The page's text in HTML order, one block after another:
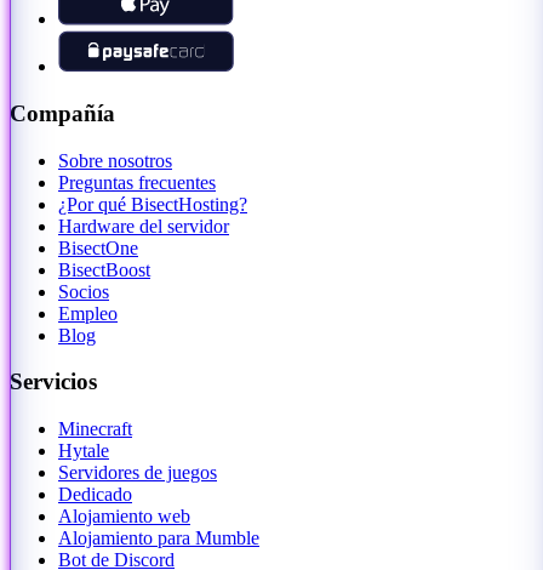
Compañía
Sobre nosotros
Preguntas frecuentes
¿Por qué BisectHosting?
Hardware del servidor
BisectOne
BisectBoost
Socios
Empleo
Blog
Servicios
Minecraft
Hytale
Servidores de juegos
Dedicado
Alojamiento web
Alojamiento para Mumble
Bot de Discord